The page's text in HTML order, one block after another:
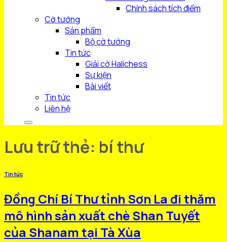
Chính sách tích điểm
Cờ tướng
Sản phẩm
Bộ cờ tướng
Tin tức
Giải cờ Halichess
Sự kiện
Bài viết
Tin tức
Liên hệ
Lưu trữ thẻ: bí thư
Tin tức
Đồng Chí Bí Thư tỉnh Sơn La đi thăm
mô hình sản xuất chè Shan Tuyết
của Shanam tại Tà Xùa